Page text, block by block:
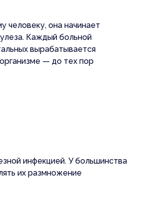
человеку, она начинает
Каждый больной
вырабатывается
— до тех пор
инфекцией. У большинства
их размножение